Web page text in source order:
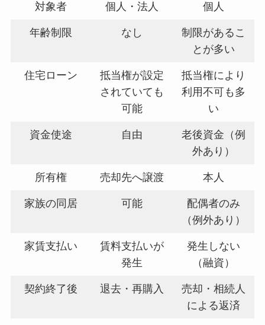
対象者 個人・法人 個人
年齢制限 なし
制限があるこ
とが多い
住宅ローン
抵当権が設定
されていても
可能
抵当権により
利用不可も多
い
資金使途 自由
老後資金（例
外あり）
所有権 売却先へ譲渡 本人
家族の同居 可能
配偶者のみ
（例外あり）
家賃支払い
賃料支払いが
発生
発生しない
（融資）
契約終了後 退去・再購入
売却・相続人
による返済